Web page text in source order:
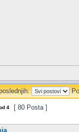
4 [ 80 Posta ]